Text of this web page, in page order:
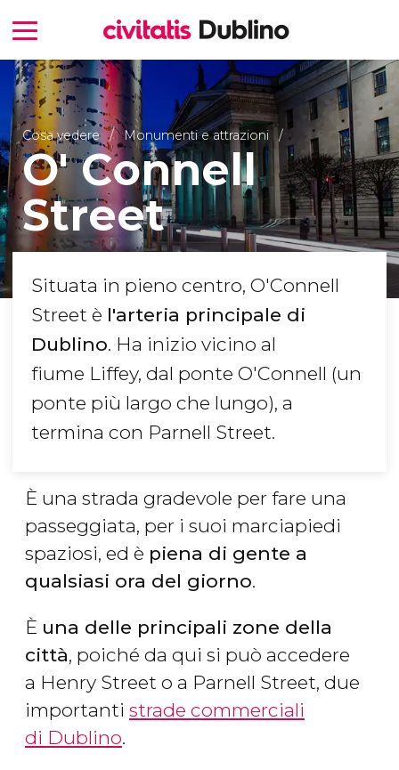
Cosa vedere Monumenti e attrazioni
O' Connell
Street
Situata in pieno centro, O'Connell
Street è l'arteria principale di
Dublino. Ha inizio vicino al
fiume Liffey, dal ponte O'Connell (un
ponte più largo che lungo), a
termina con Parnell Street.
È una strada gradevole per fare una
passeggiata, per i suoi marciapiedi
spaziosi, ed è piena di gente a
qualsiasi ora del giorno.
È una delle principali zone della
città, poiché da qui si può accedere
a Henry Street o a Parnell Street, due
importanti strade commerciali
di Dublino.